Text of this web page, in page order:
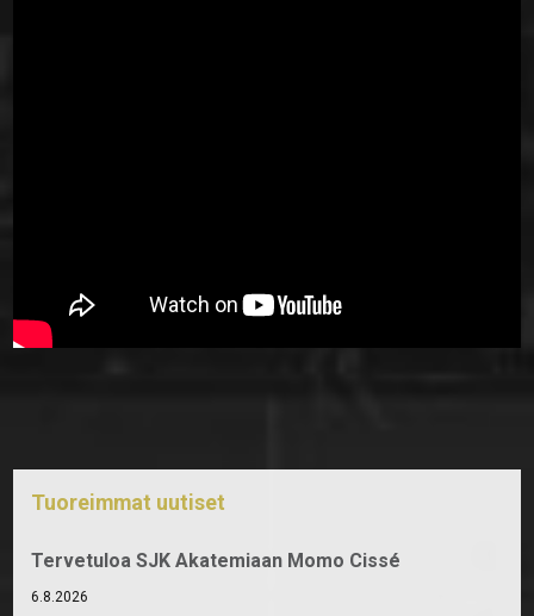
Tuoreimmat uutiset
Tervetuloa SJK Akatemiaan Momo Cissé
6.8.2026